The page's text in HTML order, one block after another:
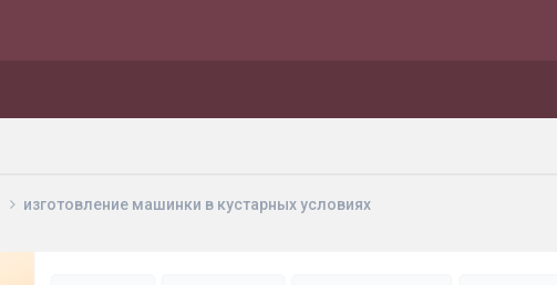
изготовление машинки в кустарных условиях